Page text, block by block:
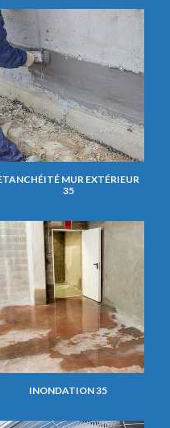
MUR EXTÉRIEUR
35
INONDATION 35